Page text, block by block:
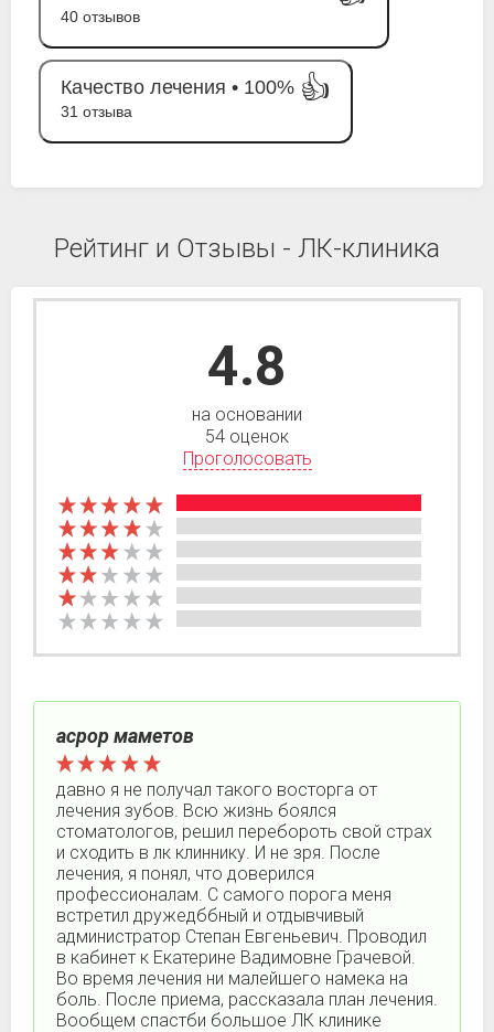
40 отзывов
Качество лечения • 100% 👍
31 отзыва
Рейтинг и Отзывы - ЛК-клиника
4.8
на основании
54 оценок
Проголосовать
асрор маметов
давно я не получал такого восторга от
лечения зубов. Всю жизнь боялся
стоматологов, решил перебороть свой страх
и сходить в лк клиннику. И не зря. После
лечения, я понял, что доверился
профессионалам. С самого порога меня
встретил дружедббный и отдывчивый
администратор Степан Евгеньевич. Проводил
в кабинет к Екатерине Вадимовне Грачевой.
Во время лечения ни малейшего намека на
боль. После приема, рассказала план лечения.
Вообщем спастби большое ЛК клинике